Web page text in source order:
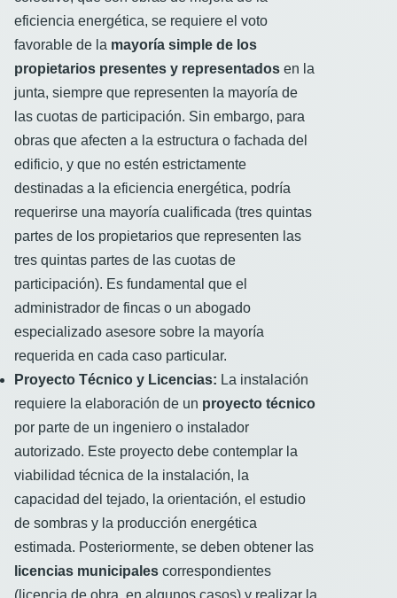
eficiencia energética, se requiere el voto
favorable de la mayoría simple de los
propietarios presentes y representados en la
junta, siempre que representen la mayoría de
las cuotas de participación. Sin embargo, para
obras que afecten a la estructura o fachada del
edificio, y que no estén estrictamente
destinadas a la eficiencia energética, podría
requerirse una mayoría cualificada (tres quintas
partes de los propietarios que representen las
tres quintas partes de las cuotas de
participación). Es fundamental que el
administrador de fincas o un abogado
especializado asesore sobre la mayoría
requerida en cada caso particular.
Proyecto Técnico y Licencias: La instalación
requiere la elaboración de un proyecto técnico
por parte de un ingeniero o instalador
autorizado. Este proyecto debe contemplar la
viabilidad técnica de la instalación, la
capacidad del tejado, la orientación, el estudio
de sombras y la producción energética
estimada. Posteriormente, se deben obtener las
licencias municipales correspondientes